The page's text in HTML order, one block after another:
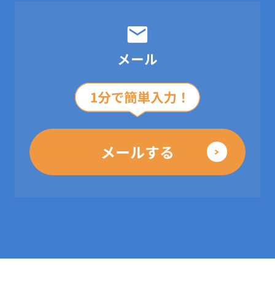
メール
メールする